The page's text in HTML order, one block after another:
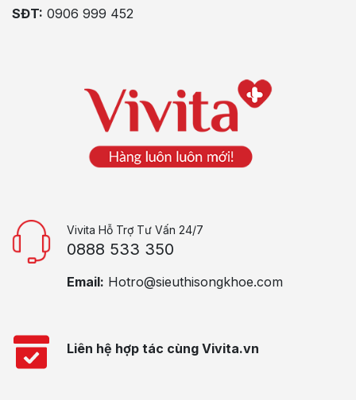
SĐT: 0906 999 452
Vivita Hỗ Trợ Tư Vấn 24/7
0888 533 350
Email: Hotro@sieuthisongkhoe.com
Liên hệ hợp tác cùng Vivita.vn